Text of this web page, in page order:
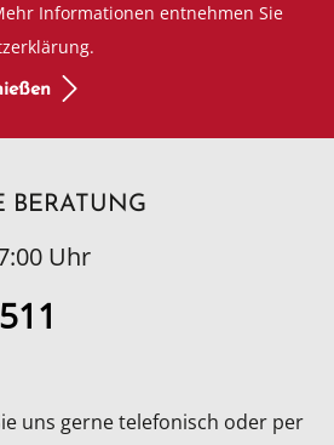
Informationen entnehmen Sie
BERATUNG
Uhr
uns gerne telefonisch oder per